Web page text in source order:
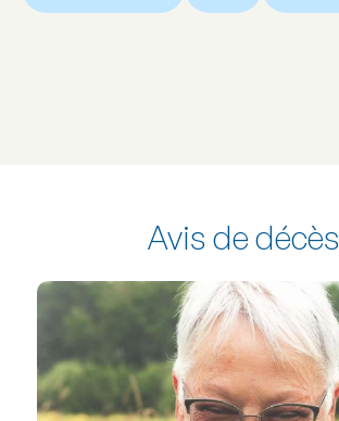
Avis de décès